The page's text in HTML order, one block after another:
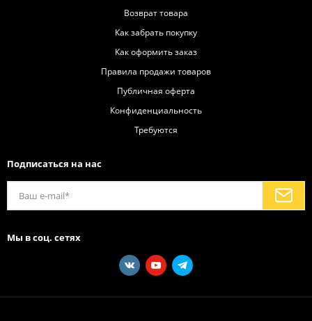
Возврат товара
Как забрать покупку
Как оформить заказ
Правила продажи товаров
Публичная оферта
Конфиденциальность
Требуются
Подписаться на нас
Мы в соц. сетях